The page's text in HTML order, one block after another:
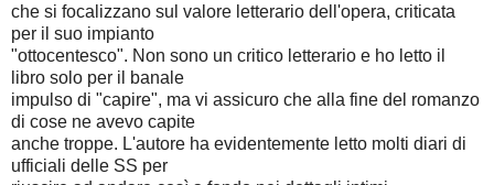
che si focalizzano sul valore letterario dell'opera, criticata
per il suo impianto
"ottocentesco". Non sono un critico letterario e ho letto il
libro solo per il banale
impulso di "capire", ma vi assicuro che alla fine del romanzo
di cose ne avevo capite
anche troppe. L'autore ha evidentemente letto molti diari di
ufficiali delle SS per